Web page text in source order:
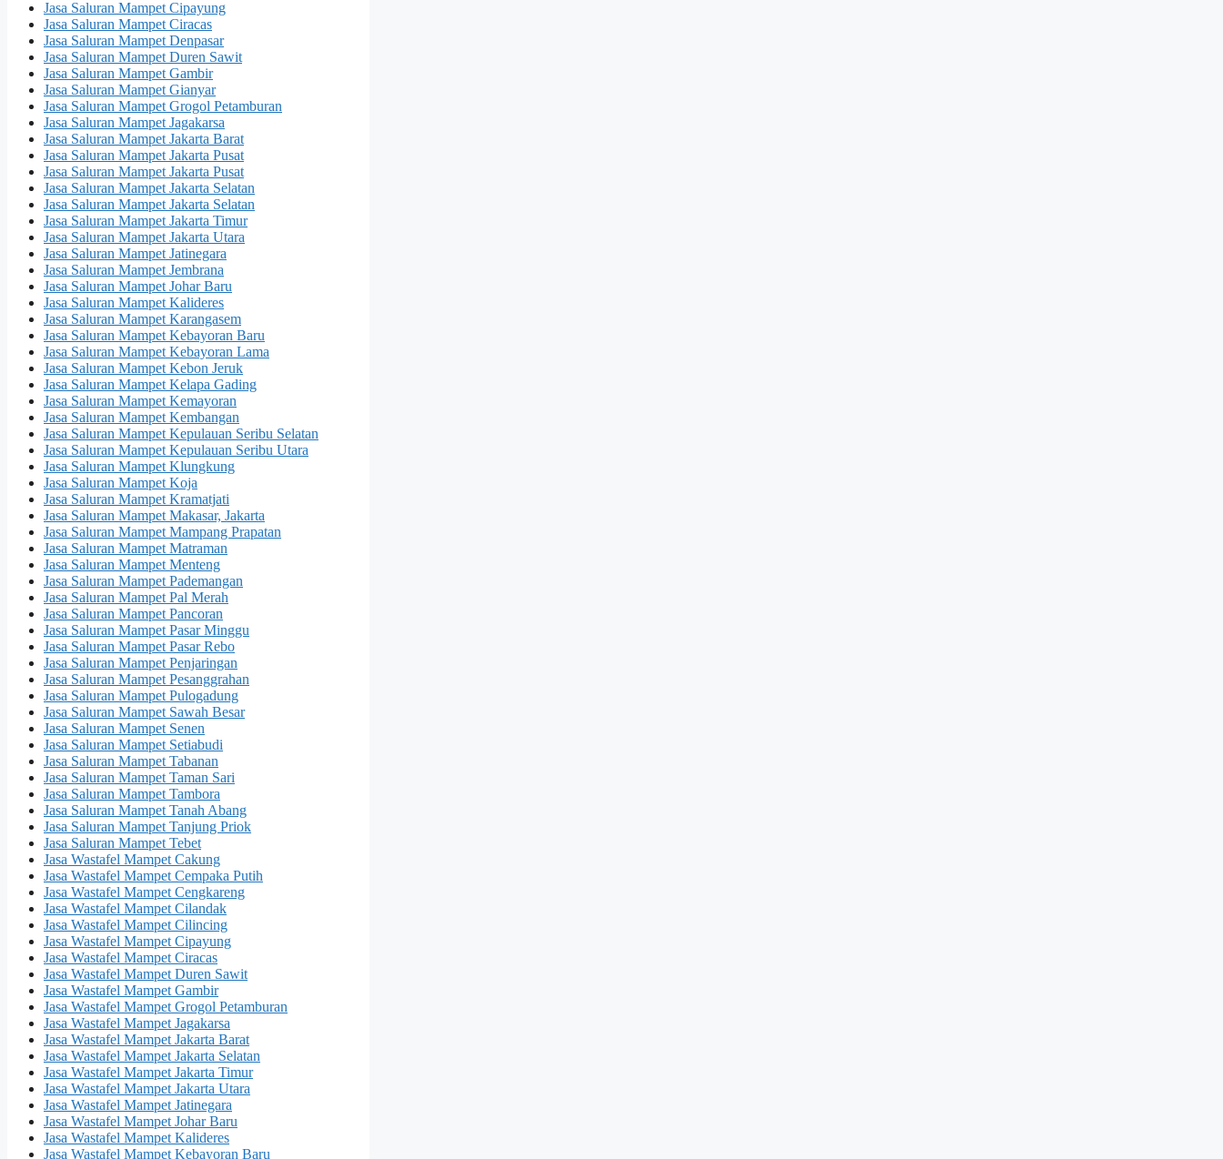
Jasa Saluran Mampet Cipayung
Jasa Saluran Mampet Ciracas
Jasa Saluran Mampet Denpasar
Jasa Saluran Mampet Duren Sawit
Jasa Saluran Mampet Gambir
Jasa Saluran Mampet Gianyar
Jasa Saluran Mampet Grogol Petamburan
Jasa Saluran Mampet Jagakarsa
Jasa Saluran Mampet Jakarta Barat
Jasa Saluran Mampet Jakarta Pusat
Jasa Saluran Mampet Jakarta Pusat
Jasa Saluran Mampet Jakarta Selatan
Jasa Saluran Mampet Jakarta Selatan
Jasa Saluran Mampet Jakarta Timur
Jasa Saluran Mampet Jakarta Utara
Jasa Saluran Mampet Jatinegara
Jasa Saluran Mampet Jembrana
Jasa Saluran Mampet Johar Baru
Jasa Saluran Mampet Kalideres
Jasa Saluran Mampet Karangasem
Jasa Saluran Mampet Kebayoran Baru
Jasa Saluran Mampet Kebayoran Lama
Jasa Saluran Mampet Kebon Jeruk
Jasa Saluran Mampet Kelapa Gading
Jasa Saluran Mampet Kemayoran
Jasa Saluran Mampet Kembangan
Jasa Saluran Mampet Kepulauan Seribu Selatan
Jasa Saluran Mampet Kepulauan Seribu Utara
Jasa Saluran Mampet Klungkung
Jasa Saluran Mampet Koja
Jasa Saluran Mampet Kramatjati
Jasa Saluran Mampet Makasar, Jakarta
Jasa Saluran Mampet Mampang Prapatan
Jasa Saluran Mampet Matraman
Jasa Saluran Mampet Menteng
Jasa Saluran Mampet Pademangan
Jasa Saluran Mampet Pal Merah
Jasa Saluran Mampet Pancoran
Jasa Saluran Mampet Pasar Minggu
Jasa Saluran Mampet Pasar Rebo
Jasa Saluran Mampet Penjaringan
Jasa Saluran Mampet Pesanggrahan
Jasa Saluran Mampet Pulogadung
Jasa Saluran Mampet Sawah Besar
Jasa Saluran Mampet Senen
Jasa Saluran Mampet Setiabudi
Jasa Saluran Mampet Tabanan
Jasa Saluran Mampet Taman Sari
Jasa Saluran Mampet Tambora
Jasa Saluran Mampet Tanah Abang
Jasa Saluran Mampet Tanjung Priok
Jasa Saluran Mampet Tebet
Jasa Wastafel Mampet Cakung
Jasa Wastafel Mampet Cempaka Putih
Jasa Wastafel Mampet Cengkareng
Jasa Wastafel Mampet Cilandak
Jasa Wastafel Mampet Cilincing
Jasa Wastafel Mampet Cipayung
Jasa Wastafel Mampet Ciracas
Jasa Wastafel Mampet Duren Sawit
Jasa Wastafel Mampet Gambir
Jasa Wastafel Mampet Grogol Petamburan
Jasa Wastafel Mampet Jagakarsa
Jasa Wastafel Mampet Jakarta Barat
Jasa Wastafel Mampet Jakarta Selatan
Jasa Wastafel Mampet Jakarta Timur
Jasa Wastafel Mampet Jakarta Utara
Jasa Wastafel Mampet Jatinegara
Jasa Wastafel Mampet Johar Baru
Jasa Wastafel Mampet Kalideres
Jasa Wastafel Mampet Kebayoran Baru